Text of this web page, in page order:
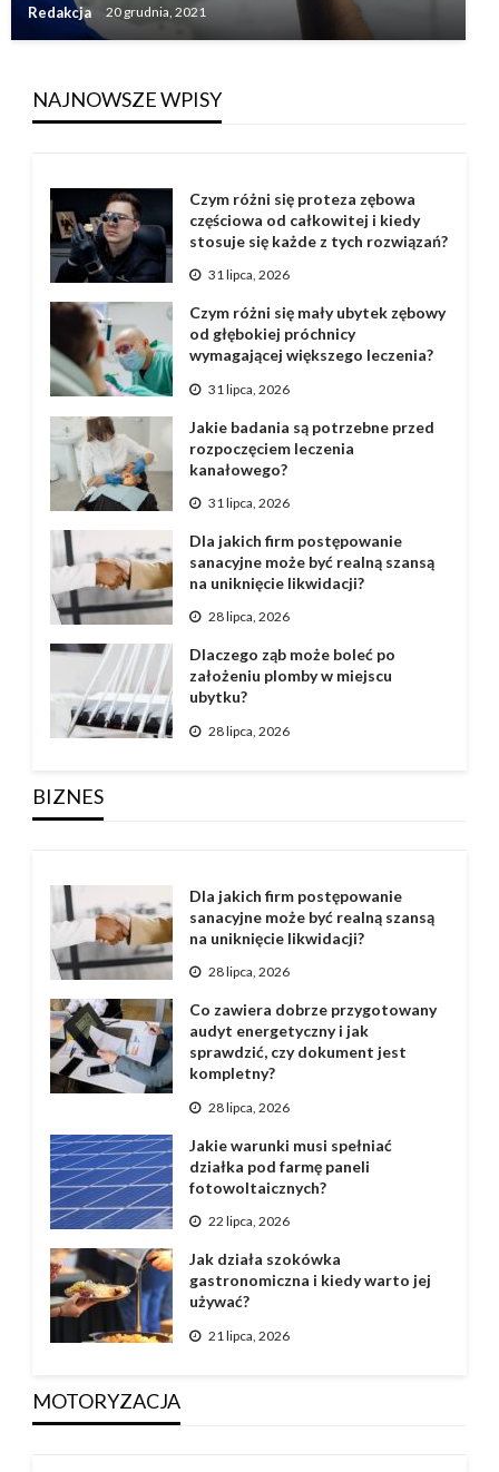
Redakcja 20 grudnia, 2021
NAJNOWSZE WPISY
Czym różni się proteza zębowa
częściowa od całkowitej i kiedy
stosuje się każde z tych rozwiązań?
31 lipca, 2026
Czym różni się mały ubytek zębowy
od głębokiej próchnicy
wymagającej większego leczenia?
31 lipca, 2026
Jakie badania są potrzebne przed
rozpoczęciem leczenia
kanałowego?
31 lipca, 2026
Dla jakich firm postępowanie
sanacyjne może być realną szansą
na uniknięcie likwidacji?
28 lipca, 2026
Dlaczego ząb może boleć po
założeniu plomby w miejscu
ubytku?
28 lipca, 2026
BIZNES
Dla jakich firm postępowanie
sanacyjne może być realną szansą
na uniknięcie likwidacji?
28 lipca, 2026
Co zawiera dobrze przygotowany
audyt energetyczny i jak
sprawdzić, czy dokument jest
kompletny?
28 lipca, 2026
Jakie warunki musi spełniać
działka pod farmę paneli
fotowoltaicznych?
22 lipca, 2026
Jak działa szokówka
gastronomiczna i kiedy warto jej
używać?
21 lipca, 2026
MOTORYZACJA